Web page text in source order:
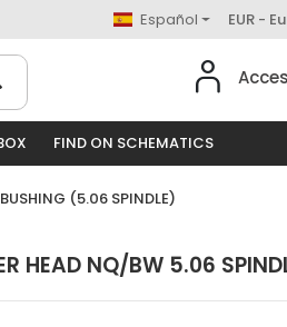
Español EUR -
FIND ON SCHEMATICS
(5.06 SPINDLE)
HEAD NQ/BW 5.06